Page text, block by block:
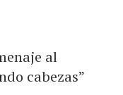
al
cabezas”